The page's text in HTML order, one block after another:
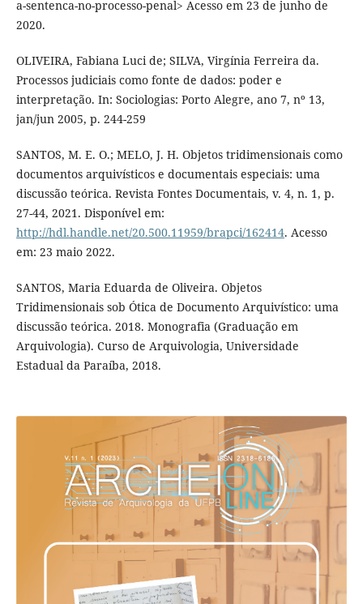
a-sentenca-no-processo-penal> Acesso em 23 de junho de
2020.
OLIVEIRA, Fabiana Luci de; SILVA, Virgínia Ferreira da.
Processos judiciais como fonte de dados: poder e
interpretação. In: Sociologias: Porto Alegre, ano 7, nº 13,
jan/jun 2005, p. 244-259
SANTOS, M. E. O.; MELO, J. H. Objetos tridimensionais como
documentos arquivísticos e documentais especiais: uma
discussão teórica. Revista Fontes Documentais, v. 4, n. 1, p.
27-44, 2021. Disponível em:
http://hdl.handle.net/20.500.11959/brapci/162414. Acesso
em: 23 maio 2022.
SANTOS, Maria Eduarda de Oliveira. Objetos
Tridimensionais sob Ótica de Documento Arquivístico: uma
discussão teórica. 2018. Monografia (Graduação em
Arquivologia). Curso de Arquivologia, Universidade
Estadual da Paraíba, 2018.